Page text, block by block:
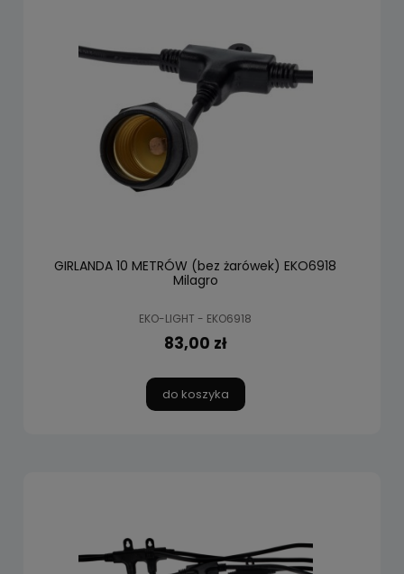
GIRLANDA 10 METRÓW (bez żarówek) EKO6918
Milagro
EKO-LIGHT - EKO6918
83,00 zł
do koszyka